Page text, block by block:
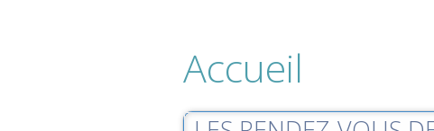
Accueil